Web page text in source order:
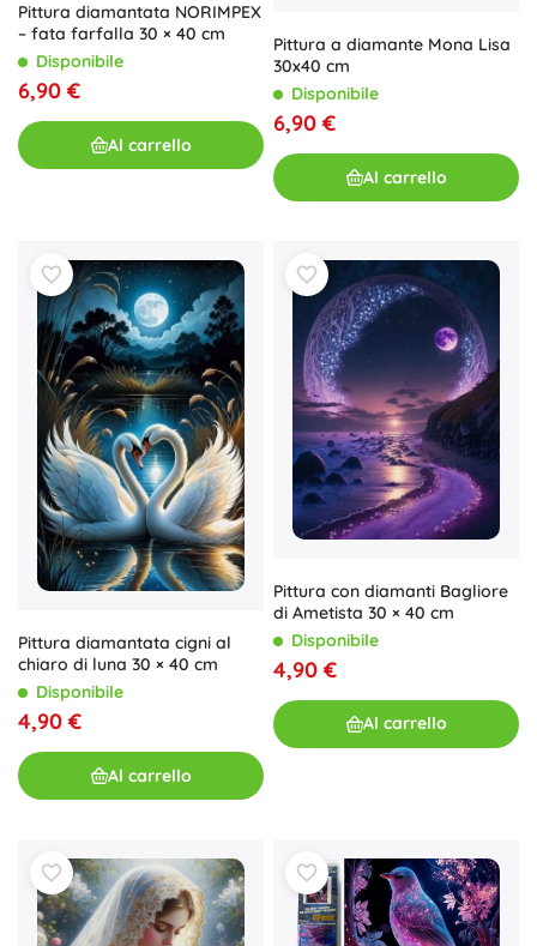
Pittura diamantata NORIMPEX
– fata farfalla 30 × 40 cm
Disponibile
6,90 €
Al carrello
Pittura a diamante Mona Lisa
30x40 cm
Disponibile
6,90 €
Al carrello
Pittura diamantata cigni al
chiaro di luna 30 × 40 cm
Disponibile
4,90 €
Al carrello
Pittura con diamanti Bagliore
di Ametista 30 × 40 cm
Disponibile
4,90 €
Al carrello